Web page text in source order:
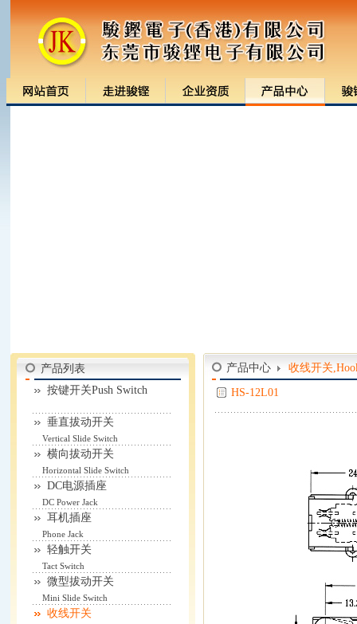
产品列表
按键开关Push Switch
垂直拔动开关
Vertical Slide Switch
横向拔动开关
Horizontal Slide Switch
DC电源插座
DC Power Jack
耳机插座
Phone Jack
轻触开关
Tact Switch
微型拔动开关
Mini Slide Switch
收线开关
产品中心 收线开关
HS-12L01